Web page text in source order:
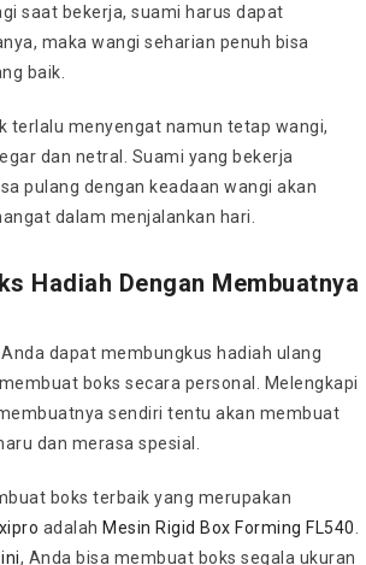
saat bekerja, suami harus dapat
maka wangi seharian penuh bisa
baik.
terlalu menyengat namun tetap wangi,
dan netral. Suami yang bekerja
pulang dengan keadaan wangi akan
dalam menjalankan hari.
Hadiah Dengan Membuatnya
dapat membungkus hadiah ulang
boks secara personal. Melengkapi
sendiri tentu akan membuat
dan merasa spesial.
boks terbaik yang merupakan
adalah Mesin Rigid Box Forming FL540
, Anda bisa membuat boks segala ukuran